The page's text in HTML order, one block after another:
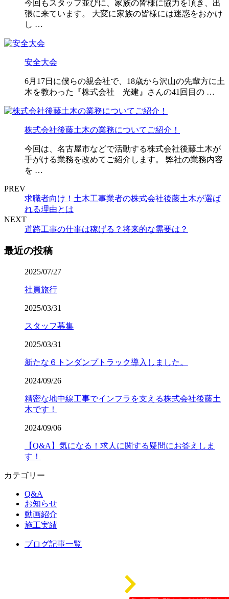
今回もスタッフ並びに、家族の皆様に協力を頂き、出
張に来ています。 大変に家族の皆様には迷惑をおかけ
し …
安全大会
6月17日に僕らの親会社で、18歳から沢山の先輩方に土
木を教わった『株式会社 光建』さんの41回目の …
株式会社後藤土木の業務についてご紹介！
今回は、名古屋市などで活動する株式会社後藤土木が
手がける業務を改めてご紹介します。 弊社の業務内容
を …
PREV
求職者向け！土木工事業者の株式会社後藤土木が選ば
れる理由とは
NEXT
道路工事の仕事は稼げる？将来的な需要は？
最近の投稿
2025/07/27
社員旅行
2025/03/31
スタッフ募集
2025/03/31
新たな６トンダンプトラック導入しました。
2024/09/26
精密な地中線工事でインフラを支える株式会社後藤土
木です！
2024/09/06
【Q&A】気になる！求人に関する疑問にお答えしま
す！
カテゴリー
Q&A
お知らせ
動画紹介
施工実績
ブログ記事一覧